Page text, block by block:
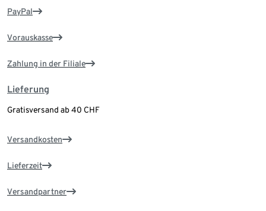
PayPal
Vorauskasse
Zahlung in der Filiale
Lieferung
Gratisversand ab 40 CHF
Versandkosten
Lieferzeit
Versandpartner